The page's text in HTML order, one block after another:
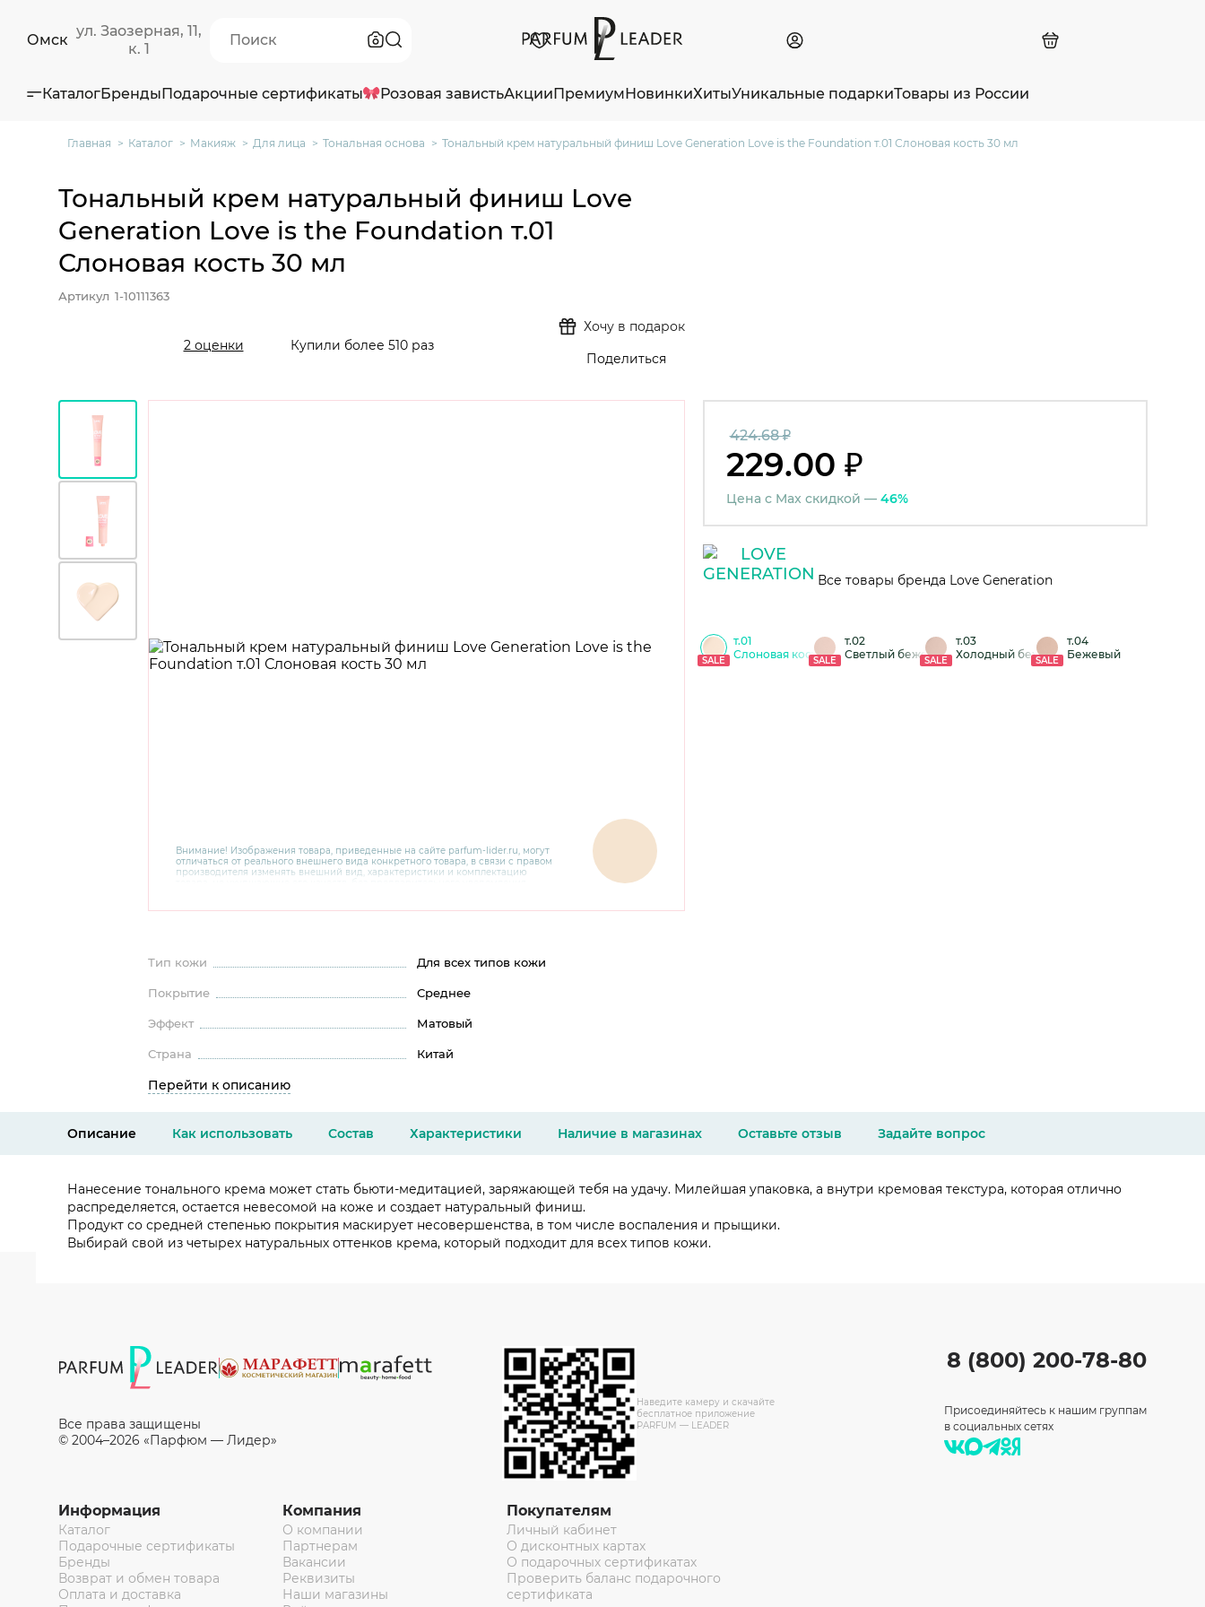
Омск
ул. Заозерная, 11,
к. 1
КаталогБрендыПодарочные сертификаты Розовая завистьАкцииПремиумНовинкиХитыУникальные подаркиТовары из России
Главная Каталог Макияж Для лица Тональная основа Тональный крем натуральный финиш Love Generation Love is the Foundation т.01 Слоновая кость 30 мл
Внимание! Изображения товара, приведенные на сайте parfum-lider.ru, могут
отличаться от реального внешнего вида конкретного товара, в связи с правом
производителя изменять внешний вид, характеристики и комплектацию
консультантов по номеру 8 800 200 78 80.
Тональный крем натуральный финиш Love
Generation Love is the Foundation т.01
Слоновая кость 30 мл
Артикул 1-10111363
2 оценки Купили более 510 раз
Хочу в подарок
Поделиться
SALE
т.01
Слоновая костьSALE
т.02
Светлый бежевый
SALE
т.03
Холодный бежевый
SALE
т.04
Бежевый
Тип кожи Для всех типов кожи
Покрытие Среднее
Эффект Матовый
Страна Китай
Перейти к описанию
424.68 ₽
229.00 ₽
Цена с Max скидкой — 46%
Все товары бренда Love Generation
Описание Как использовать Состав Характеристики Наличие в магазинах Оставьте отзыв Задайте вопрос
Нанесение тонального крема может стать бьюти-медитацией, заряжающей тебя на удачу. Милейшая упаковка, а внутри кремовая текстура, которая отлично
распределяется, остается невесомой на коже и создает натуральный финиш.
Продукт со средней степенью покрытия маскирует несовершенства, в том числе воспаления и прыщики.
Выбирай свой из четырех натуральных оттенков крема, который подходит для всех типов кожи.
Все права защищены
© 2004–2026 «Парфюм — Лидер»
Наведите камеру и скачайте
бесплатное приложение
PARFUM — LEADER
Информация
Каталог
Подарочные сертификаты
Бренды
Возврат и обмен товара
Оплата и доставка
Компания
О компании
Партнерам
Вакансии
Реквизиты
Наши магазины
Покупателям
Личный кабинет
О дисконтных картах
О подарочных сертификатах
Проверить баланс подарочного
сертификата
8 (800) 200-78-80
Присоединяйтесь к нашим группам
в социальных сетях